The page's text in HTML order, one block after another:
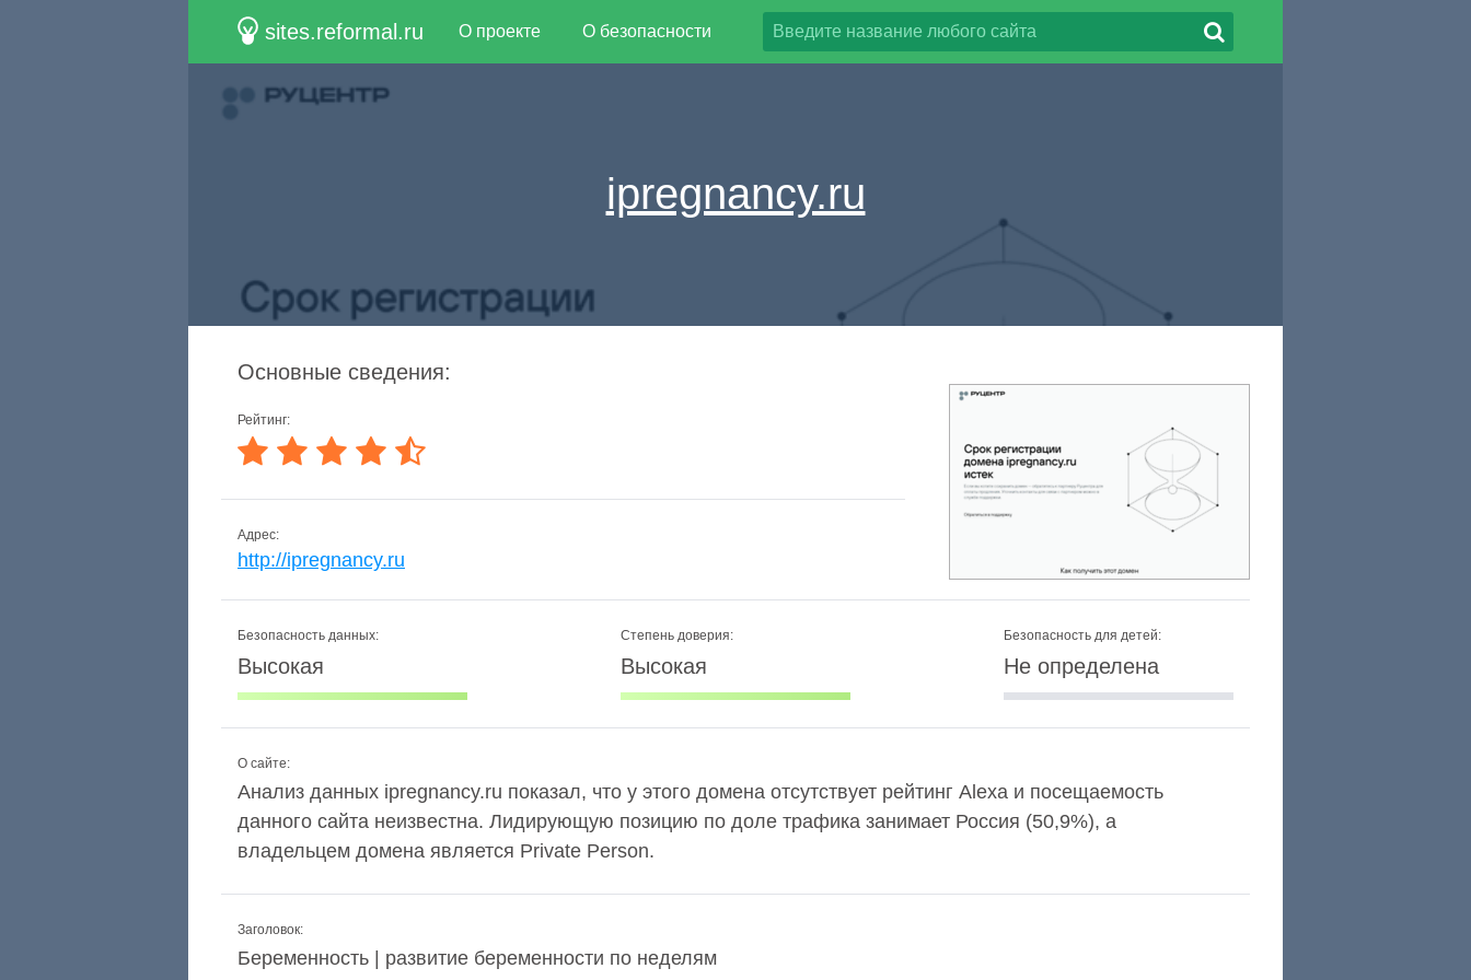
sites.reformal.ru О проекте О безопасности
ipregnancy.ru
Основные сведения:
Рейтинг:
Адрес:
http://ipregnancy.ru
Безопасность данных:
Высокая
Степень доверия:
Высокая
Безопасность для детей:
Не определена
О сайте:
Анализ данных ipregnancy.ru показал, что у этого домена отсутствует рейтинг Alexa и посещаемость
данного сайта неизвестна. Лидирующую позицию по доле трафика занимает Россия (50,9%), а
владельцем домена является Private Person.
Заголовок:
Беременность | развитие беременности по неделям